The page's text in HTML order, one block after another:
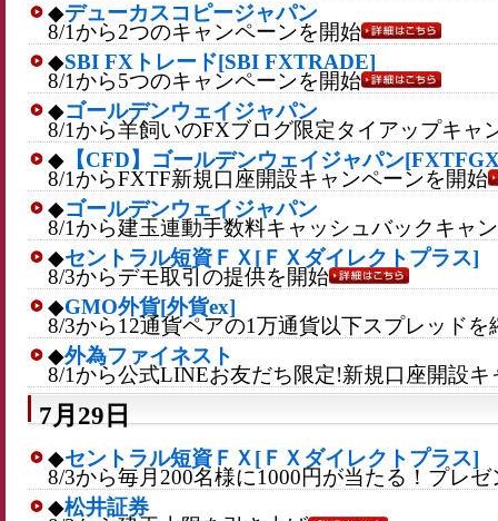
◆デューカスコピージャパン
8/1から2つのキャンペーンを開始
◆SBI FXトレード[SBI FXTRADE]
8/1から5つのキャンペーンを開始
◆ゴールデンウェイジャパン
8/1から羊飼いのFXブログ限定タイアップキャ
◆ 【CFD】ゴールデンウェイジャパン
8/1からFXTF新規口座開設キャンペーンを開始
◆ゴールデンウェイジャパン
8/1から建玉連動手数料キャッシュバックキャ
◆セントラル短資ＦＸ[ＦＸダイレクトプラス]
8/3からデモ取引の提供を開始
◆GMO外貨[外貨ex]
8/3から12通貨ペアの1万通貨以下スプレッドを
◆外為ファイネスト
8/1から公式LINEお友だち限定!新規口座開設キ
7月29日
◆セントラル短資ＦＸ[ＦＸダイレクトプラス]
8/3から毎月200名様に1000円が当たる！プレ
◆松井証券